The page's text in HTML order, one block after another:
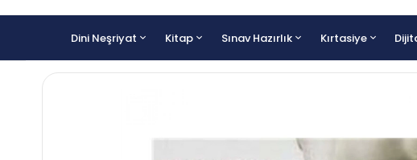
Dini Neşriyat Kitap Sınav Hazırlık Kırtasiye